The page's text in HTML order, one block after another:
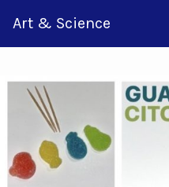
Art & Science